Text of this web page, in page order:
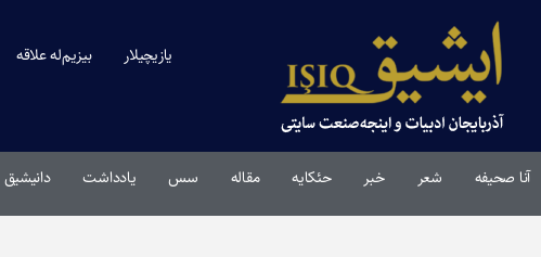
یازیچیلار بیزیم‌له علاقه
آنا صحیفه شعر خبر حئکایه مقاله‌ سس یادداشت دانیشیق